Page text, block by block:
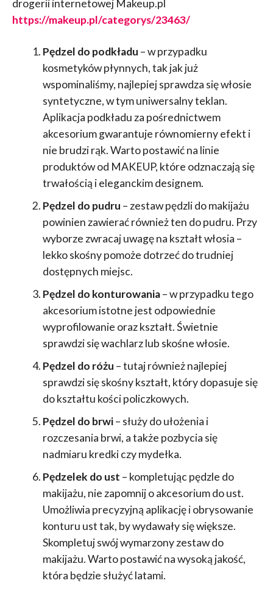
drogerii internetowej Makeup.pl
https://makeup.pl/categorys/23463/
Pędzel do podkładu – w przypadku
kosmetyków płynnych, tak jak już
wspominaliśmy, najlepiej sprawdza się włosie
syntetyczne, w tym uniwersalny teklan.
Aplikacja podkładu za pośrednictwem
akcesorium gwarantuje równomierny efekt i
nie brudzi rąk. Warto postawić na linie
produktów od MAKEUP, które odznaczają się
trwałością i eleganckim designem.
Pędzel do pudru – zestaw pędzli do makijażu
powinien zawierać również ten do pudru. Przy
wyborze zwracaj uwagę na kształt włosia –
lekko skośny pomoże dotrzeć do trudniej
dostępnych miejsc.
Pędzel do konturowania– w przypadku tego
akcesorium istotne jest odpowiednie
wyprofilowanie oraz kształt. Świetnie
sprawdzi się wachlarz lub skośne włosie.
Pędzel do różu – tutaj również najlepiej
sprawdzi się skośny kształt, który dopasuje się
do kształtu kości policzkowych.
Pędzel do brwi– służy do ułożenia i
rozczesania brwi, a także pozbycia się
nadmiaru kredki czy mydełka.
Pędzelek do ust – kompletując pędzle do
makijażu, nie zapomnij o akcesorium do ust.
Umożliwia precyzyjną aplikację i obrysowanie
konturu ust tak, by wydawały się większe.
Skompletuj swój wymarzony zestaw do
makijażu. Warto postawić na wysoką jakość,
która będzie służyć latami.